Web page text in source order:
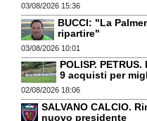
03/08/2026 15:36
BUCCI: "La
ripartire"
03/08/2026 10:01
POLISP.
9 acquisti per
02/08/2026 18:06
SALVANO CALCIO.
nuovo presidente